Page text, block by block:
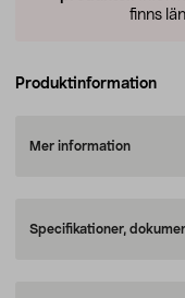
finns
Produktinformation
Mer information
Specifikationer,